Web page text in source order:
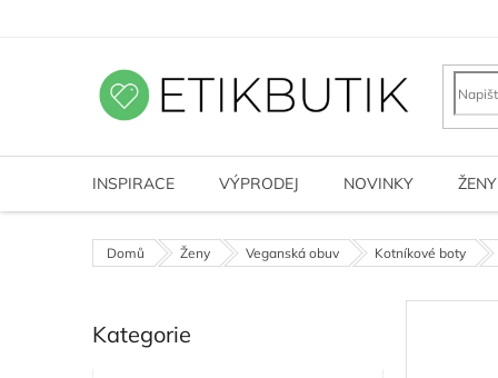
INSPIRACE VÝPRODEJ NOVINKY ŽENY
Domů Ženy Veganská obuv Kotníkové boty
o
Přeskočit
kategorie
Kategorie